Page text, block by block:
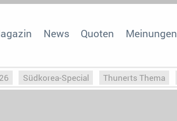
News Quoten Meinungen
Südkorea-Special Thunerts Thema